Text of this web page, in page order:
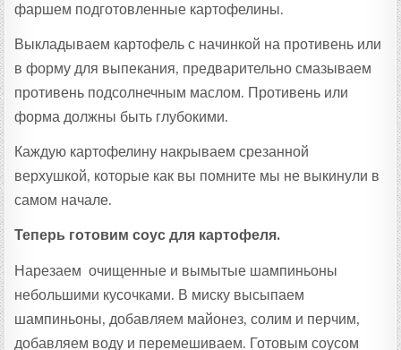
фаршем подготовленные картофелины.
Выкладываем картофель с начинкой на противень или
в форму для выпекания, предварительно смазываем
противень подсолнечным маслом. Противень или
форма должны быть глубокими.
Каждую картофелину накрываем срезанной
верхушкой, которые как вы помните мы не выкинули в
самом начале.
Теперь готовим соус для картофеля.
Нарезаем очищенные и вымытые шампиньоны
небольшими кусочками. В миску высыпаем
шампиньоны, добавляем майонез, солим и перчим,
добавляем воду и перемешиваем. Готовым соусом